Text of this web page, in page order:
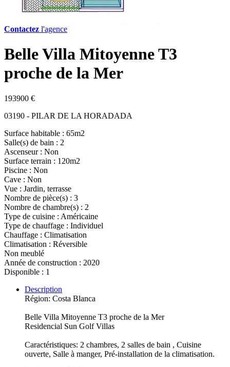
Contactez l'agence
Belle Villa Mitoyenne T3
proche de la Mer
193900 €
03190 - PILAR DE LA HORADADA
Surface habitable : 65m2
Salle(s) de bain : 2
Ascenseur : Non
Surface terrain : 120m2
Piscine : Non
Cave : Non
Vue : Jardin, terrasse
Nombre de pièce(s) : 3
Nombre de chambre(s) : 2
Type de cuisine : Américaine
Type de chauffage : Individuel
Chauffage : Climatisation
Climatisation : Réversible
Non meublé
Année de construction : 2020
Disponible : 1
Description
Région: Costa Blanca
Belle Villa Mitoyenne T3 proche de la Mer
Residencial Sun Golf Villas
Caractéristiques: 2 chambres, 2 salles de bain , Cuisine
ouverte, Salle à manger, Pré-installation de la climatisation.